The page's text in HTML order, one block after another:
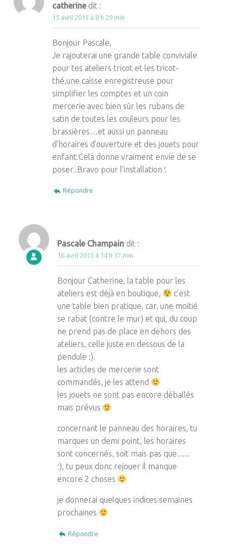
catherine dit :
15 avril 2015 à 8 h 29 min
Bonjour Pascale,
Je rajouterai une grande table conviviale
pour tes ateliers tricot et les tricot-
thé,une caisse enregistreuse pour
simplifier les comptes et un coin
mercerie avec bien sûr les rubans de
satin de toutes les couleurs pour les
brassières…et aussi un panneau
d’horaires d’ouverture et des jouets pour
enfant.Cela donne vraiment envie de se
poser..Bravo pour l’installation !
Répondre
Pascale Champain dit :
16 avril 2015 à 14 h 37 min
Bonjour Catherine, la table pour les
ateliers est déjà en boutique,
c’est
une table bien pratique, car, une moitié
se rabat (contre le mur) et qui, du coup
ne prend pas de place en dehors des
ateliers, celle juste en dessous de la
pendule :).
les articles de mercerie sont
commandés, je les attend
les jouets ne sont pas encore déballés
mais prévus
concernant le panneau des horaires, tu
marques un demi point, les horaires
sont concernés, soit mais pas que…..
:), tu peux donc rejouer il manque
encore 2 choses
je donnerai quelques indices semaines
prochaines
Répondre